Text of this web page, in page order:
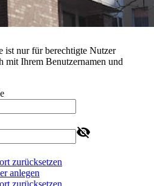
ist nur für berechtigte Nutzer
mit Ihrem Benutzernamen und
zurücksetzen
anlegen